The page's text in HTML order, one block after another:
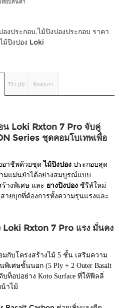
ทียบสินค้า
องประกอบ,ไม้ปิงปองประกอบ ราคา
ไม้ปิงปอง Loki
รีวิว (0) ติดต่อเรา
น Loki Rxton 7 Pro จับคู่
Series ชุดคอมโบเทพเพื่อ
อาชีพด้วยชุด ไม้ปิงปอง ประกอบสุด
มแม่นยำได้อย่างสมบูรณ์แบบ
างพิเศษ และ ยางปิงปอง ซีรีส์ใหม่
ายบุกที่ต้องการทั้งความรุนแรงและ
Loki Rxton 7 Pro แรง มั่นคง
มกับโครงสร้างไม้ 5 ชั้น เสริมความ
เศษชั้นนอก (5 Ply + 2 Outer Basalt
ท็อปอย่าง Koto Surface ที่ให้ฟีลลิ่
าไม้